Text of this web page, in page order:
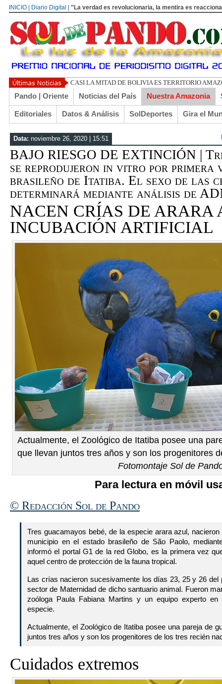
INICIO | Diario Digital | "La verdad es revolucionaria, la mentira es
UN LIBERTARIO LL
Pando | Oriente Noticias del País Nuestra Amazonia
Editoriales Datos & Análisis SolDeportes Gira el
Data: noviembre 26, 2020 | 15:51
BAJO RIESGO DE EXTINCIÓN |
se reprodujeron in vitro por primera
brasileño de Itatiba. El sexo de las
determinará mediante análisis de
NACEN CRÍAS DE ARARA
INCUBACIÓN ARTIFICIAL
Actualmente, el Zoológico de Itatiba posee una
que llevan juntos tres años y son los progenitores
Fotomontaje Sol de
Para lectura en móvil
© Redacción Sol de Pando
Tres guacamayos bebé, de la especie arara azul,
municipio en el estado brasileño de São Paolo,
informó el portal G1 de la red Globo, es la primera vez
aquel centro de protección de la fauna tropical.
Las crías nacieron sucesivamente los días 23, 25 y 26 del
sector de Maternidad de dicho santuario animal. Fueron
zoóloga Paula Fabiana Martins y un equipo experto
especie.
Actualmente, el Zoológico de Itatiba posee una pareja de
juntos tres años y son los progenitores de los tres recién
Cuidados extremos